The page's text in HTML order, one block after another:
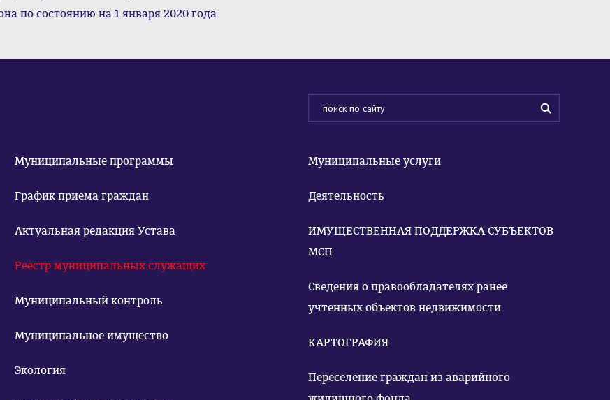
по состоянию на 1 января 2020 года
Муниципальные программы
График приема граждан
Актуальная редакция Устава
Реестр муниципальных служащих
Муниципальный контроль
Муниципальное имущество
Экология
Муниципальные услуги
Деятельность
ИМУЩЕСТВЕННАЯ ПОДДЕРЖКА СУБЪЕКТОВ
МСП
Сведения о правообладателях ранее
учтенных объектов недвижимости
КАРТОГРАФИЯ
Переселение граждан из аварийного